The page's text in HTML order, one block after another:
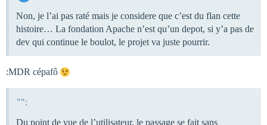
Non, je l’ai pas raté mais je considere que c’est du flan cette
histoire… La fondation Apache n’est qu’un depot, si y’a pas de
dev qui continue le boulot, le projet va juste pourrir.
:MDR cépafô
"":
Du point de vue de l’utilisateur, le passage se fait sans